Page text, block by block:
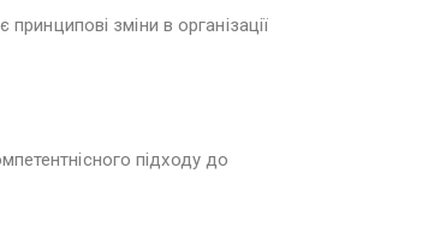
зміни в організації
підходу до